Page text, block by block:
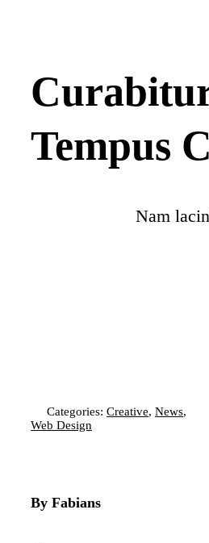
Tempus
Nam
Categories: Creative, News,
Web Design
By Fabians